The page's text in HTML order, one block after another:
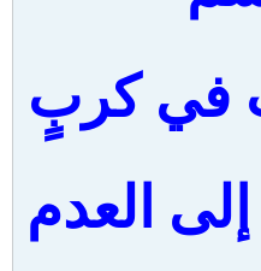
في كربٍ
العدم